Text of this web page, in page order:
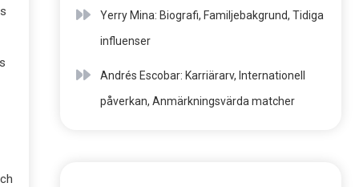
Yerry Mina: Biografi, Familjebakgrund, Tidiga
influenser
Andrés Escobar: Karriärarv, Internationell
påverkan, Anmärkningsvärda matcher